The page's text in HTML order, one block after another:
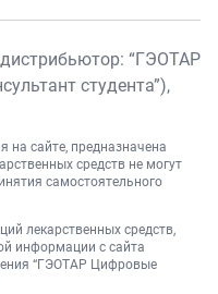
“ГЭОТАР
студента”),
сайте, предназначена
средств не могут
самостоятельного
лекарственных средств,
информации с сайта
“ГЭОТАР Цифровые